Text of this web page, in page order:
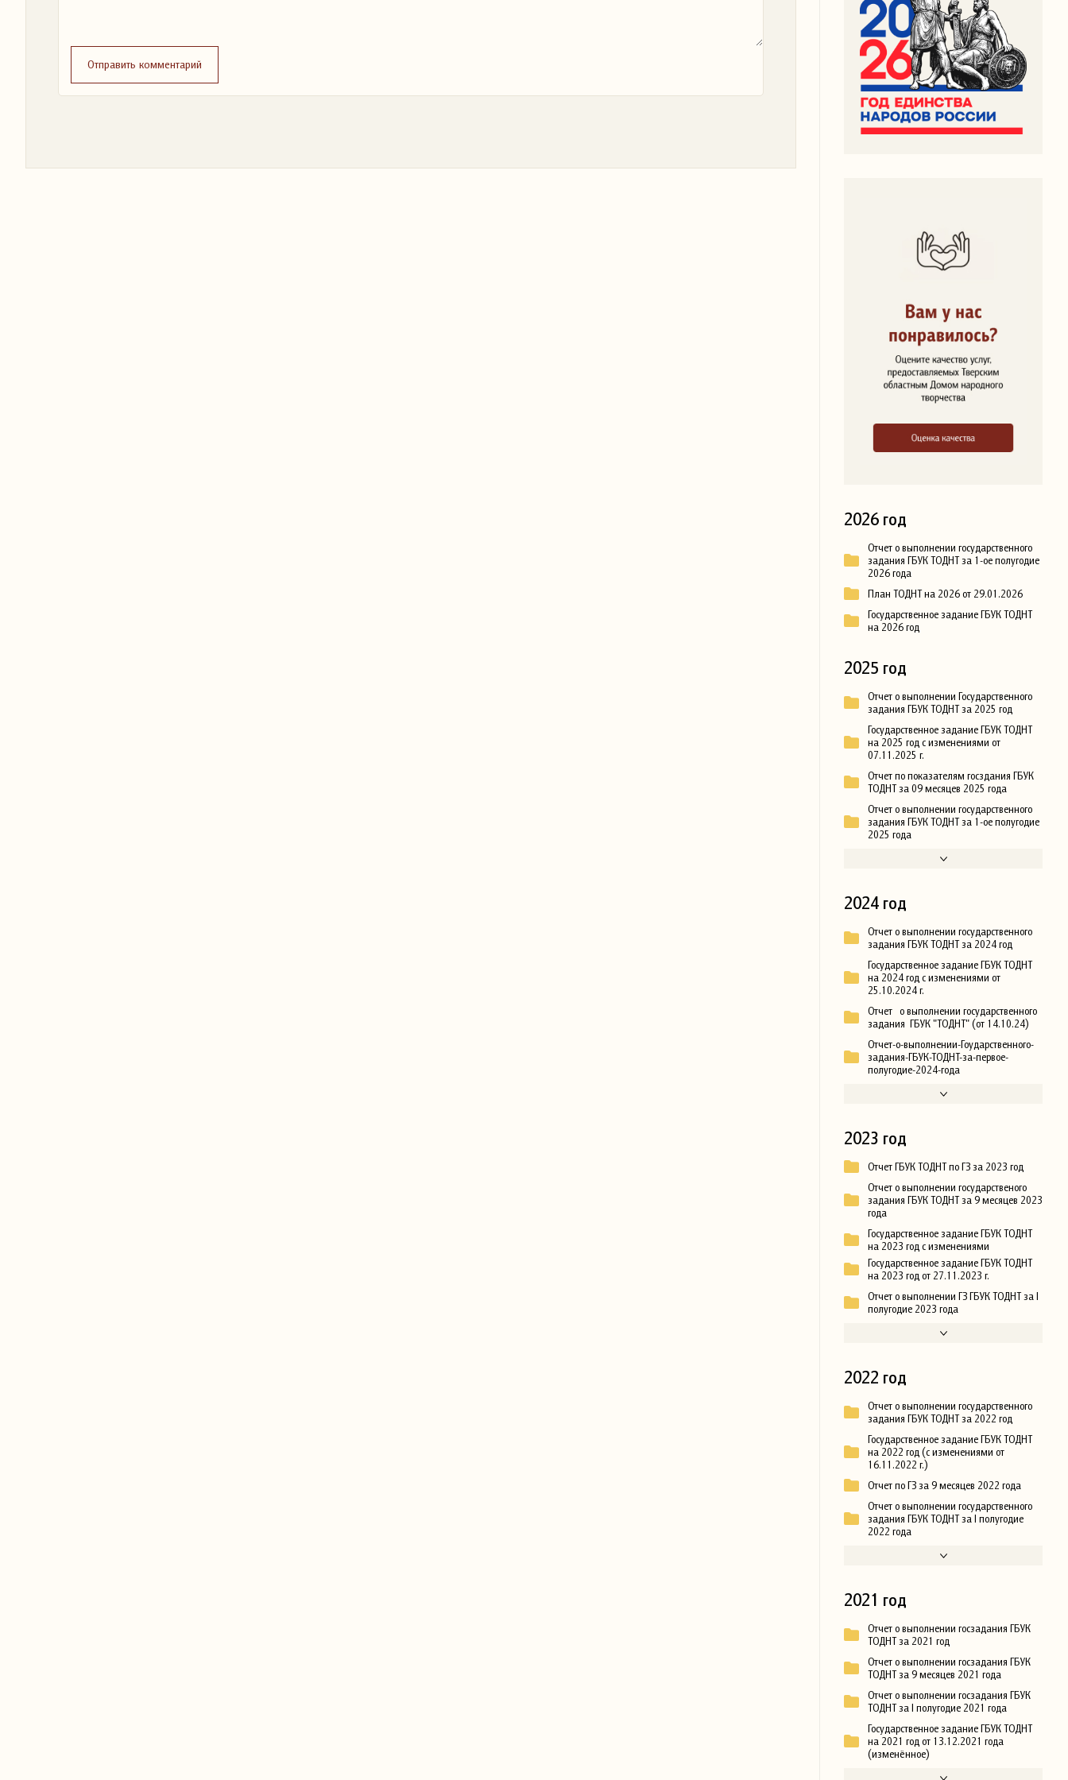
Отправить комментарий
2026 год
Отчет о выполнении государственного
задания ГБУК ТОДНТ за 1-ое полугодие
2026 года
План ТОДНТ на 2026 от 29.01.2026
Государственное задание ГБУК ТОДНТ
на 2026 год
2025 год
Отчет о выполнении Государственного
задания ГБУК ТОДНТ за 2025 год
Государственное задание ГБУК ТОДНТ
на 2025 год с изменениями от
07.11.2025 г.
Отчет по показателям госздания ГБУК
ТОДНТ за 09 месяцев 2025 года
Отчет о выполнении государственного
задания ГБУК ТОДНТ за 1-ое полугодие
2025 года
2024 год
Отчет о выполнении государственного
задания ГБУК ТОДНТ за 2024 год
Государственное задание ГБУК ТОДНТ
на 2024 год с изменениями от
25.10.2024 г.
Отчет о выполнении государственного
задания ГБУК "ТОДНТ" (от 14.10.24)
Отчет-о-выполнении-Гоударственного-
задания-ГБУК-ТОДНТ-за-первое-
полугодие-2024-года
2023 год
Отчет ГБУК ТОДНТ по ГЗ за 2023 год
Отчет о выполнении государственого
задания ГБУК ТОДНТ за 9 месяцев 2023
года
Государственное задание ГБУК ТОДНТ
на 2023 год с изменениями
Государственное задание ГБУК ТОДНТ
на 2023 год от 27.11.2023 г.
Отчет о выполнении ГЗ ГБУК ТОДНТ за I
полугодие 2023 года
2022 год
Отчет о выполнении государственного
задания ГБУК ТОДНТ за 2022 год
Государственное задание ГБУК ТОДНТ
на 2022 год (с изменениями от
16.11.2022 г.)
Отчет по ГЗ за 9 месяцев 2022 года
Отчет о выполнении государственного
задания ГБУК ТОДНТ за I полугодие
2022 года
2021 год
Отчет о выполнении госзадания ГБУК
ТОДНТ за 2021 год
Отчет о выполнении госзадания ГБУК
ТОДНТ за 9 месяцев 2021 года
Отчет о выполнении госзадания ГБУК
ТОДНТ за I полугодие 2021 года
Государственное задание ГБУК ТОДНТ
на 2021 год от 13.12.2021 года
(изменённое)